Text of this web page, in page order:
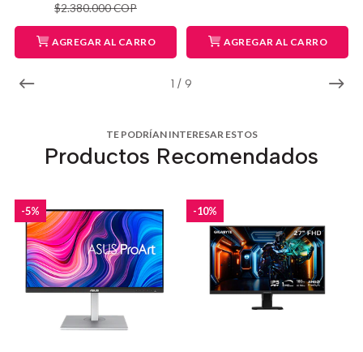
1 / 9
$2.380.000 COP
AGREGAR AL CARRO AGREGAR AL CARRO
TE PODRÍAN INTERESAR ESTOS
Productos Recomendados
-5% -10%